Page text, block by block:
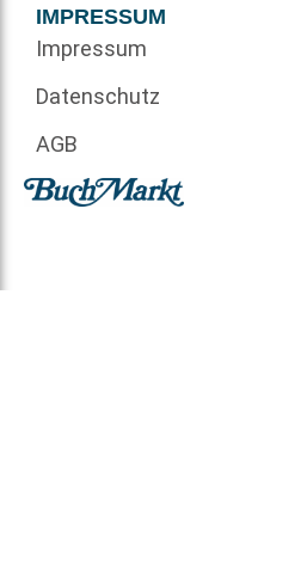
IMPRESSUM
Impressum
Datenschutz
AGB